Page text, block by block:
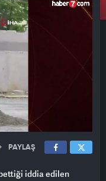
PAYLAŞ
iddia edilen